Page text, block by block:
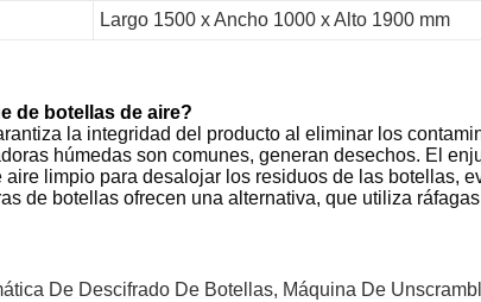
Largo 1500 x Ancho 1000 x Alto 1900 mm
de botellas de aire?
la integridad del producto al eliminar los
húmedas son comunes, generan desechos. El
limpio para desalojar los residuos de las botellas,
de botellas ofrecen una alternativa, que utiliza
De Descifrado De Botellas, Máquina De